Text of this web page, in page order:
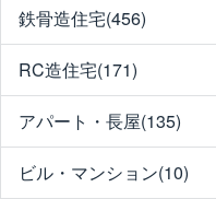
鉄骨造住宅(456)
RC造住宅(171)
アパート・長屋(135)
ビル・マンション(10)